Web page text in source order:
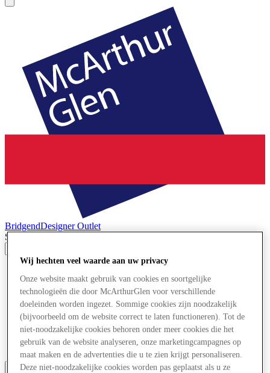
BridgendDesigner Outlet
Search input
Aanbiedingen
Plan je bezoek
Wat is er aan
Eet & Drink
Diensten
Cadeaubonnen
Centrale kaart
Wij hechten veel waarde aan uw privacy
Onze website maakt gebruik van cookies en soortgelijke
technologieën die door McArthurGlen voor verschillende
doeleinden worden ingezet. Sommige cookies zijn noodzakelijk
(bijvoorbeeld om de website correct te laten functioneren). Tot de
niet-noodzakelijke cookies behoren onder meer cookies die het
gebruik van de website analyseren, onze marketingcampagnes op
maat maken en de advertenties die u te zien krijgt personaliseren.
Deze niet-noodzakelijke cookies worden pas geplaatst als u ze